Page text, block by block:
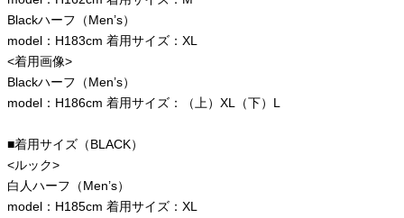
Blackハーフ（Men’s）
model：H183cm 着用サイズ：XL
<着用画像>
Blackハーフ（Men’s）
model：H186cm 着用サイズ：（上）XL（下）L
■着用サイズ（BLACK）
<ルック>
白人ハーフ（Men’s）
model：H185cm 着用サイズ：XL